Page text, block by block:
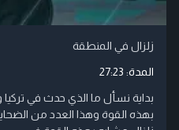
زلزال في المنطقة
المدة: 27:23
بداية نسأل ما الذي حدث في تركيا
بهذه القوة وهذا العدد من